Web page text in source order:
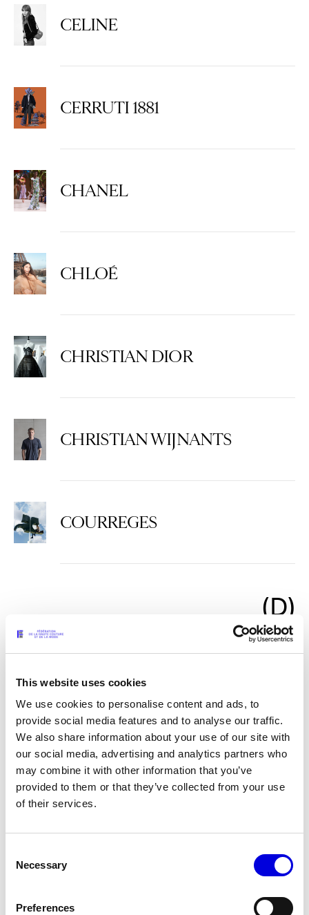
This website uses cookies
We use cookies to personalise content and ads, to
provide social media features and to analyse our traffic.
We also share information about your use of our site with
our social media, advertising and analytics partners who
may combine it with other information that you’ve
provided to them or that they’ve collected from your use
of their services.
Selection
Necessary
Preferences
CELINE
CERRUTI 1881
CHANEL
CHLOÉ
CHRISTIAN DIOR
CHRISTIAN WIJNANTS
COURREGES
D
DICE KAYEK
DRIES VAN NOTEN
ELIE SAAB